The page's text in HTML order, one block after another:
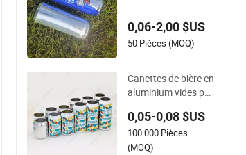
zeuses
0,06-2,00 $US
50 Pièces (MOQ)
Canettes de bière en
aluminium vides per
s, élégantes, standa
rd, trapues 200ml 2
50ml 310ml 330ml
0,05-0,08 $US
100 000 Pièces
(MOQ)